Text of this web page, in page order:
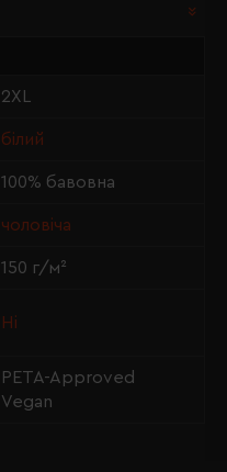
2XL
білий
100% бавовна
чоловіча
150 г/м²
Ні
PETA-Approved
Vegan